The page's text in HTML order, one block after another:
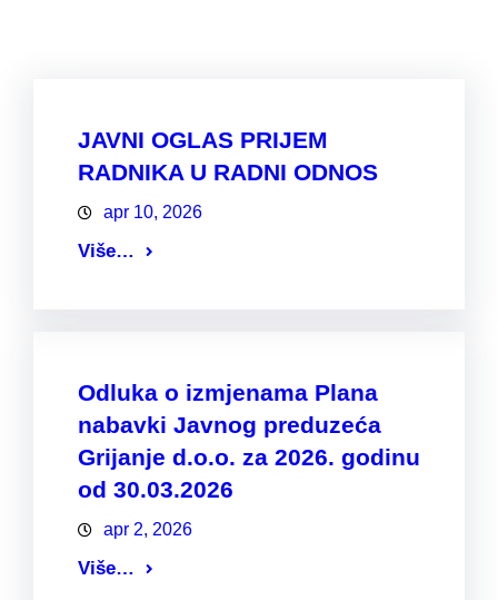
JAVNI OGLAS PRIJEM
RADNIKA U RADNI ODNOS
apr 10, 2026
Više…
Odluka o izmjenama Plana
nabavki Javnog preduzeća
Grijanje d.o.o. za 2026. godinu
od 30.03.2026
apr 2, 2026
Više…